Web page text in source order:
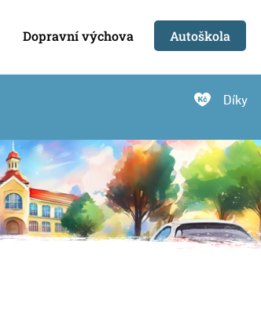
Dopravní výchova Autoškola
Díky